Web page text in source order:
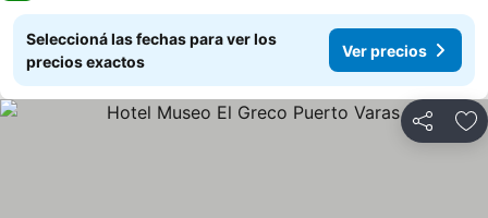
Seleccioná las fechas para ver los
precios exactos
Ver precios
Compartir